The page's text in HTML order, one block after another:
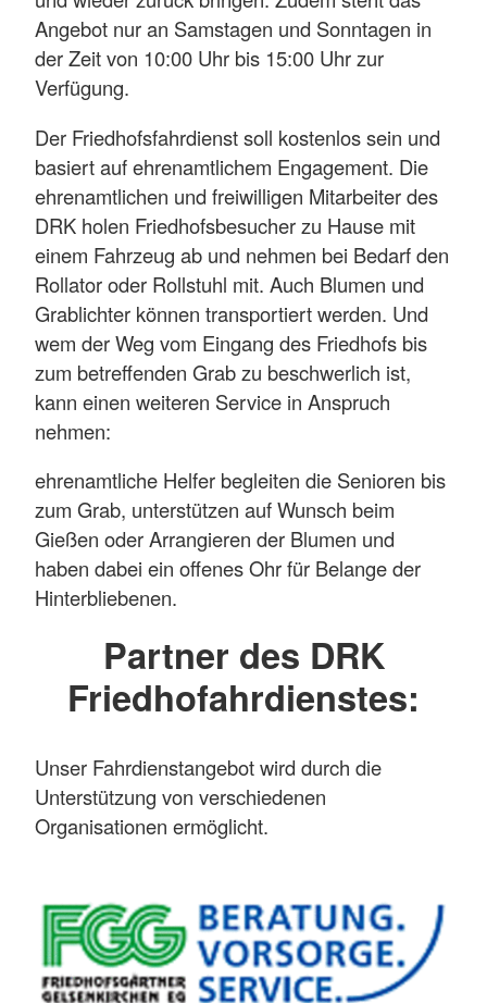
Angebot nur an Samstagen und Sonntagen in
der Zeit von 10:00 Uhr bis 15:00 Uhr zur
Verfügung.
Der Friedhofsfahrdienst soll kostenlos sein und
basiert auf ehrenamtlichem Engagement. Die
ehrenamtlichen und freiwilligen Mitarbeiter des
DRK holen Friedhofsbesucher zu Hause mit
einem Fahrzeug ab und nehmen bei Bedarf den
Rollator oder Rollstuhl mit. Auch Blumen und
Grablichter können transportiert werden. Und
wem der Weg vom Eingang des Friedhofs bis
zum betreffenden Grab zu beschwerlich ist,
kann einen weiteren Service in Anspruch
nehmen:
ehrenamtliche Helfer begleiten die Senioren bis
zum Grab, unterstützen auf Wunsch beim
Gießen oder Arrangieren der Blumen und
haben dabei ein offenes Ohr für Belange der
Hinterbliebenen.
Partner des DRK
Friedhofahrdienstes:
Unser Fahrdienstangebot wird durch die
Unterstützung von verschiedenen
Organisationen ermöglicht.